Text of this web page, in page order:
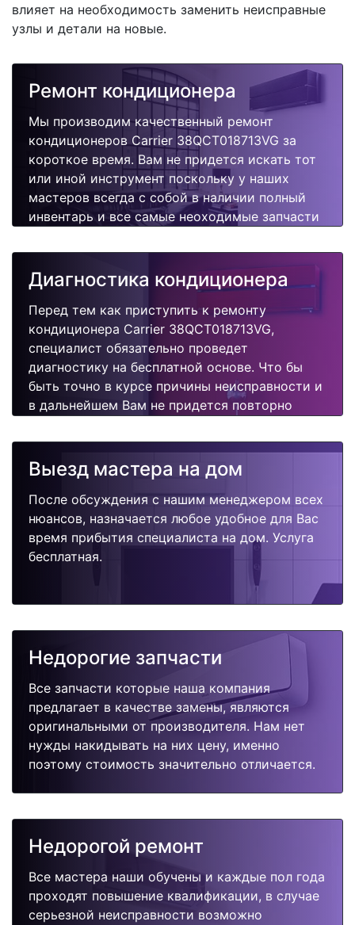
влияет на необходимость заменить неисправные
узлы и детали на новые.
Ремонт кондиционера
Мы производим качественный ремонт
кондиционеров Carrier 38QCT018713VG за
короткое время. Вам не придется искать тот
или иной инструмент поскольку у наших
мастеров всегда с собой в наличии полный
инвентарь и все самые неоходимые запчасти
быстро, качественно и недорого.
Диагностика кондиционера
Перед тем как приступить к ремонту
кондиционера Carrier 38QCT018713VG,
специалист обязательно проведет
диагностику на бесплатной основе. Что бы
быть точно в курсе причины неисправности и
в дальнейшем Вам не придется повторно
поломок.
Выезд мастера на дом
После обсуждения с нашим менеджером всех
нюансов, назначается любое удобное для Вас
время прибытия специалиста на дом. Услуга
бесплатная.
Недорогие запчасти
Все запчасти которые наша компания
предлагает в качестве замены, являются
оригинальными от производителя. Нам нет
нужды накидывать на них цену, именно
поэтому стоимость значительно отличается.
Недорогой ремонт
Все мастера наши обучены и каждые пол года
проходят повышение квалификации, в случае
серьезной неисправности возможно